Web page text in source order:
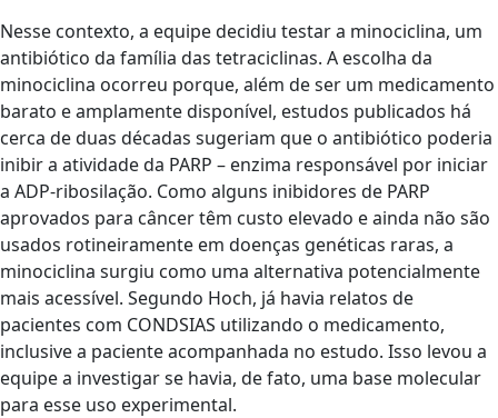
Nesse contexto, a equipe decidiu testar a minociclina, um
antibiótico da família das tetraciclinas. A escolha da
minociclina ocorreu porque, além de ser um medicamento
barato e amplamente disponível, estudos publicados há
cerca de duas décadas sugeriam que o antibiótico poderia
inibir a atividade da PARP – enzima responsável por iniciar
a ADP-ribosilação. Como alguns inibidores de PARP
aprovados para câncer têm custo elevado e ainda não são
usados rotineiramente em doenças genéticas raras, a
minociclina surgiu como uma alternativa potencialmente
mais acessível. Segundo Hoch, já havia relatos de
pacientes com CONDSIAS utilizando o medicamento,
inclusive a paciente acompanhada no estudo. Isso levou a
equipe a investigar se havia, de fato, uma base molecular
para esse uso experimental.